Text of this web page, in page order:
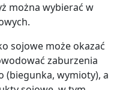
można wybierać w
sojowe może okazać
zaburzenia
(biegunka, wymioty), a